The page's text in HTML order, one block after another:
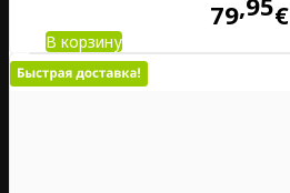
79 €
В корзину